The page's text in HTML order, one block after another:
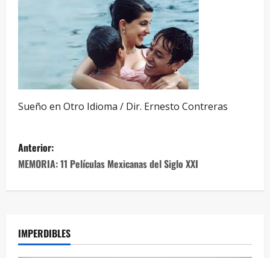
Sueño en Otro Idioma / Dir. Ernesto Contreras
Anterior:
MEMORIA: 11 Películas Mexicanas del Siglo XXI
IMPERDIBLES